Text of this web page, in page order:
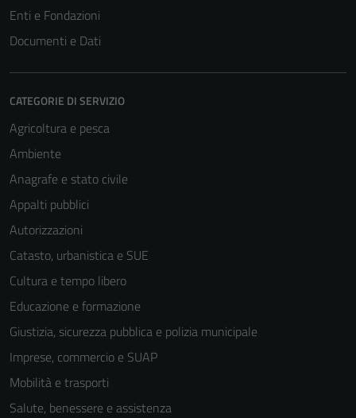
Enti e Fondazioni
Documenti e Dati
CATEGORIE DI SERVIZIO
Agricoltura e pesca
Ambiente
Anagrafe e stato civile
Appalti pubblici
Autorizzazioni
Catasto, urbanistica e SUE
Cultura e tempo libero
Educazione e formazione
Giustizia, sicurezza pubblica e polizia municipale
Imprese, commercio e SUAP
Mobilità e trasporti
Salute, benessere e assistenza